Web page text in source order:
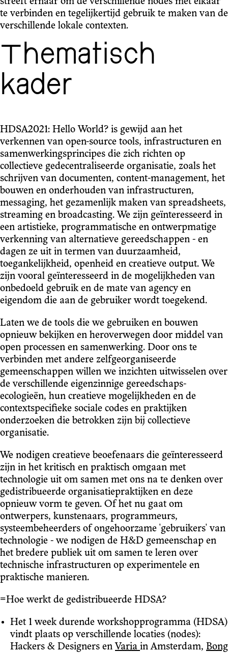
te verbinden en tegelijkertijd gebruik te maken van de
verschillende lokale contexten.
Thematisch
kader
HDSA2021: Hello World? is gewijd aan het
verkennen van open-source tools, infrastructuren en
samenwerkingsprincipes die zich richten op
collectieve gedecentraliseerde organisatie, zoals het
schrijven van documenten, content-management, het
bouwen en onderhouden van infrastructuren,
messaging, het gezamenlijk maken van spreadsheets,
streaming en broadcasting. We zijn geïnteresseerd in
een artistieke, programmatische en ontwerpmatige
verkenning van alternatieve gereedschappen - en
dagen ze uit in termen van duurzaamheid,
toegankelijkheid, openheid en creatieve output. We
zijn vooral geïnteresseerd in de mogelijkheden van
onbedoeld gebruik en de mate van agency en
eigendom die aan de gebruiker wordt toegekend.
Laten we de tools die we gebruiken en bouwen
opnieuw bekijken en heroverwegen door middel van
open processen en samenwerking. Door ons te
verbinden met andere zelfgeorganiseerde
gemeenschappen willen we inzichten uitwisselen over
de verschillende eigenzinnige gereedschaps-
ecologieën, hun creatieve mogelijkheden en de
contextspecifieke sociale codes en praktijken
onderzoeken die betrokken zijn bij collectieve
organisatie.
We nodigen creatieve beoefenaars die geïnteresseerd
zijn in het kritisch en praktisch omgaan met
technologie uit om samen met ons na te denken over
gedistribueerde organisatiepraktijken en deze
opnieuw vorm te geven. Of het nu gaat om
ontwerpers, kunstenaars, programmeurs,
systeembeheerders of ongehoorzame 'gebruikers' van
technologie - we nodigen de H&D gemeenschap en
het bredere publiek uit om samen te leren over
technische infrastructuren op experimentele en
praktische manieren.
=Hoe werkt de gedistribueerde HDSA?
Het 1 week durende workshopprogramma (HDSA)
vindt plaats op verschillende locaties (nodes):
Hackers & Designers en Varia in Amsterdam, Bong